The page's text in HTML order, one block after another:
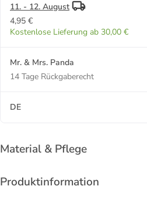
11. - 12. August
4,95 €
Kostenlose Lieferung ab 30,00 €
Mr. & Mrs. Panda
14 Tage Rückgaberecht
DE
Material & Pflege
Produktinformation